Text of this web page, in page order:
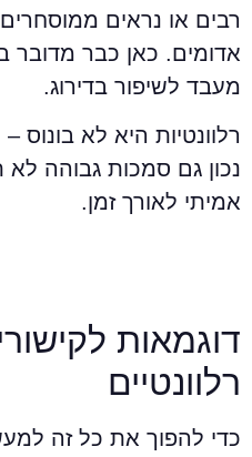
רבים או נראים ממוסחרים,
אדומים. כאן כבר מדובר
מעבד לשיפור בדירוג.
רלוונטיות היא לא בונוס
נכון גם סמכות גבוהה לא
אמיתי לאורך זמן.
דוגמאות
רלוונטיים
כדי להפוך את כל זה